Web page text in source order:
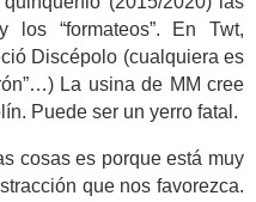
los “formateos”. En Twt,
Discépolo (cualquiera es
La usina de MM cree
Puede ser un yerro fatal.
cosas es porque está muy
que nos favorezca.